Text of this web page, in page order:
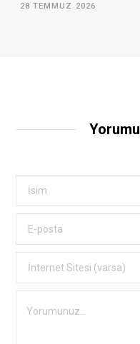
28 TEMMUZ 2026